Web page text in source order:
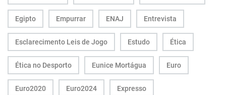
Egipto Empurrar ENAJ Entrevista
Esclarecimento Leis de Jogo Estudo Ética
Ética no Desporto Eunice Mortágua Euro
Euro2020 Euro2024 Expresso